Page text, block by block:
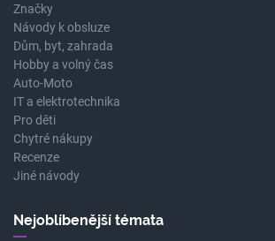
Značky
Návody k obsluze
Dům, byt, zahrada
Hobby a volný čas
Auto-Moto
IT a elektrotechnika
Pro děti
Chytré nákupy
Recenze
Jiné návody
Nejoblíbenější témata